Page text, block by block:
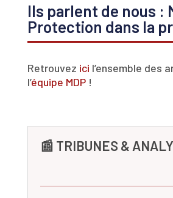
Ils parlent de nous :
Protection dans la
Retrouvez ici l’ensemble des
l’équipe MDP!
📰 TRIBUNES &